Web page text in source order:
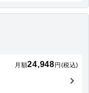
月額24,948 円(税込)